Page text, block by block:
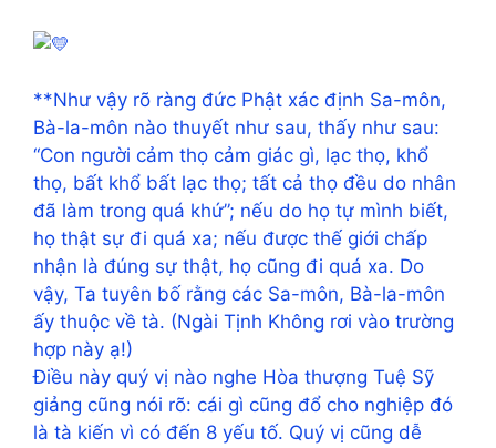
**Như vậy rõ ràng đức Phật xác định Sa-môn,
Bà-la-môn nào thuyết như sau, thấy như sau:
“Con người cảm thọ cảm giác gì, lạc thọ, khổ
thọ, bất khổ bất lạc thọ; tất cả thọ đều do nhân
đã làm trong quá khứ”; nếu do họ tự mình biết,
họ thật sự đi quá xa; nếu được thế giới chấp
nhận là đúng sự thật, họ cũng đi quá xa. Do
vậy, Ta tuyên bố rằng các Sa-môn, Bà-la-môn
ấy thuộc về tà. (Ngài Tịnh Không rơi vào trường
hợp này ạ!)
Điều này quý vị nào nghe Hòa thượng Tuệ Sỹ
giảng cũng nói rõ: cái gì cũng đổ cho nghiệp đó
là tà kiến vì có đến 8 yếu tố. Quý vị cũng dễ